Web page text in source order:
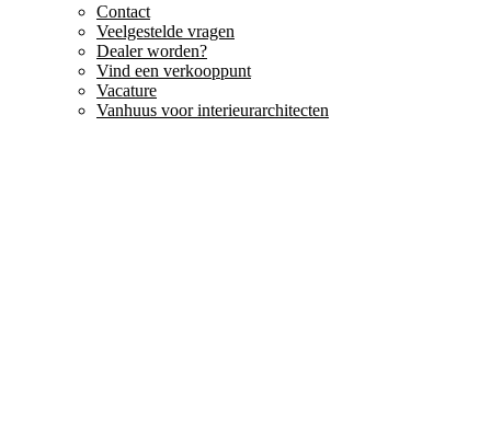
Contact
Veelgestelde vragen
Dealer worden?
Vind een verkooppunt
Vacature
Vanhuus voor interieurarchitecten